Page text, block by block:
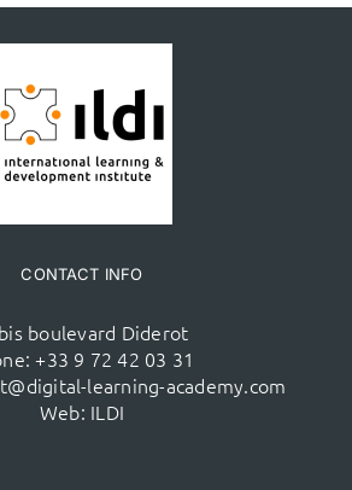
CONTACT INFO
boulevard Diderot
+33 9 72 42 03 31
learning-academy.com
Web: ILDI